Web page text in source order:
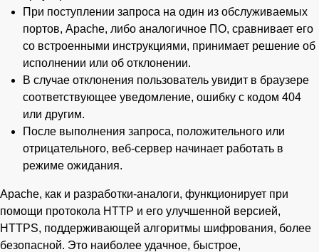
При поступлении запроса на один из обслуживаемых
портов, Apache, либо аналогичное ПО, сравнивает его
со встроенными инструкциями, принимает решение об
исполнении или об отклонении.
В случае отклонения пользователь увидит в браузере
соответствующее уведомление, ошибку с кодом 404
или другим.
После выполнения запроса, положительного или
отрицательного, веб-сервер начинает работать в
режиме ожидания.
Apache, как и разработки-аналоги, функционирует при
помощи протокола HTTP и его улучшенной версией,
HTTPS, поддерживающей алгоритмы шифрования, более
безопасной. Это наиболее удачное, быстрое,